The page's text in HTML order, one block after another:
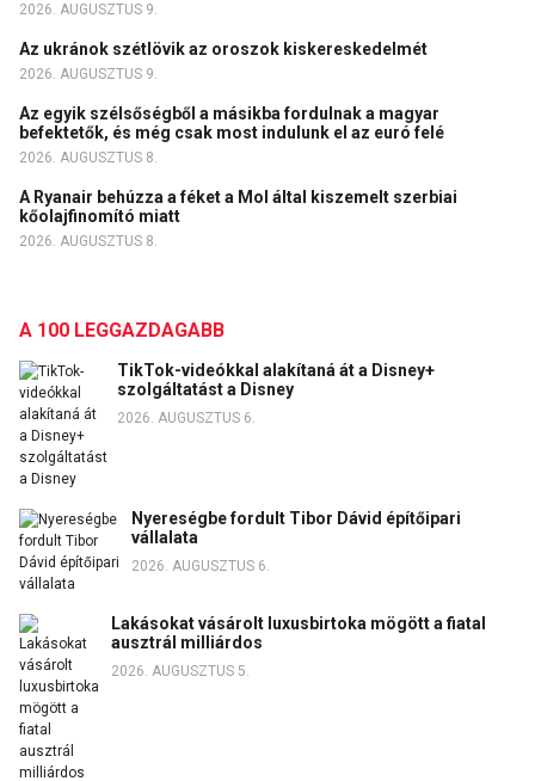
2026. AUGUSZTUS 9.
Az ukránok szétlövik az oroszok kiskereskedelmét
2026. AUGUSZTUS 9.
Az egyik szélsőségből a másikba fordulnak a magyar
befektetők, és még csak most indulunk el az euró felé
2026. AUGUSZTUS 8.
A Ryanair behúzza a féket a Mol által kiszemelt szerbiai
kőolajfinomító miatt
2026. AUGUSZTUS 8.
A 100 LEGGAZDAGABB
TikTok-videókkal alakítaná át a Disney+
szolgáltatást a Disney
2026. AUGUSZTUS 6.
Nyereségbe fordult Tibor Dávid építőipari
vállalata
2026. AUGUSZTUS 6.
Lakásokat vásárolt luxusbirtoka mögött a fiatal
ausztrál milliárdos
2026. AUGUSZTUS 5.